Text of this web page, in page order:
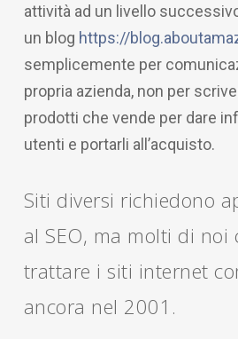
attività ad un livello
un blog https://
semplicemente per
propria azienda, non per
prodotti che vende per dare
utenti e portarli all’acquisto.
Siti diversi richiedono
al SEO, ma molti di noi
trattare i siti internet
ancora nel 2001.